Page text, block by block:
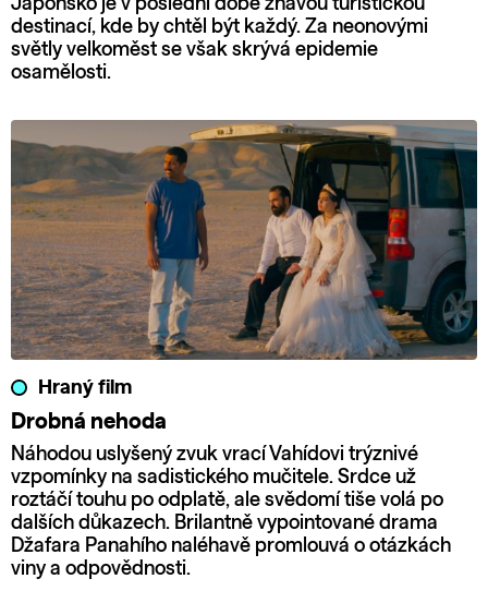
Japonsko je v poslední době žhavou turistickou
destinací, kde by chtěl být každý. Za neonovými
světly velkoměst se však skrývá epidemie
osamělosti.
Hraný film
Drobná nehoda
Náhodou uslyšený zvuk vrací Vahídovi trýznivé
vzpomínky na sadistického mučitele. Srdce už
roztáčí touhu po odplatě, ale svědomí tiše volá po
dalších důkazech. Brilantně vypointované drama
Džafara Panahího naléhavě promlouvá o otázkách
viny a odpovědnosti.